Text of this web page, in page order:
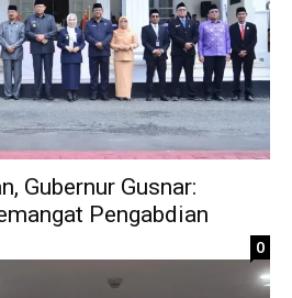
Gubernur Gusnar:
Pengabdian
0